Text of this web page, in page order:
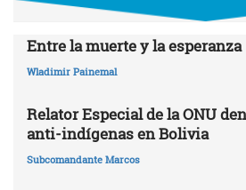
Entre la muerte y la esperanza
Wladimir Painemal
Relator Especial de la ONU
anti-indígenas en Bolivia
Subcomandante Marcos